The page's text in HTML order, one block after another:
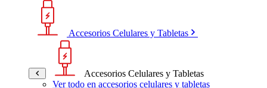
Accesorios Celulares y Tabletas
Accesorios Celulares y Tabletas
Ver todo en accesorios celulares y tabletas